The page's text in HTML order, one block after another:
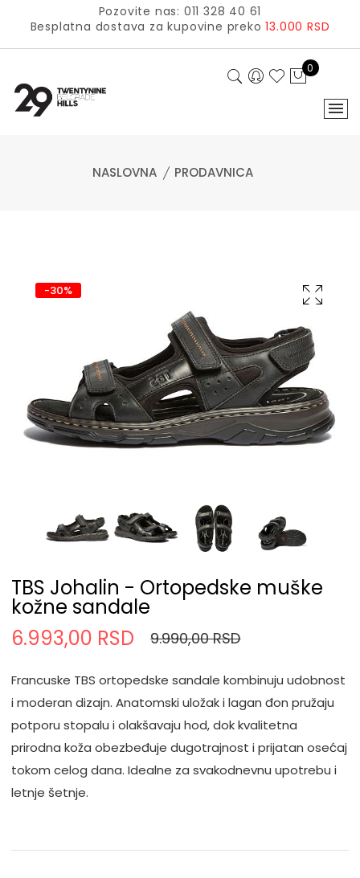
Pozovite nas: 011 328 40 61
Besplatna dostava za kupovine preko13.000 RSD
0
NASLOVNA PRODAVNICA
-30%
TBS Johalin - Ortopedske muške
kožne sandale
6.993,00 RSD
9.990,00 RSD
Francuske TBS ortopedske sandale kombinuju udobnost
i moderan dizajn. Anatomski uložak i lagan đon pružaju
potporu stopalu i olakšavaju hod, dok kvalitetna
prirodna koža obezbeđuje dugotrajnost i prijatan osećaj
tokom celog dana. Idealne za svakodnevnu upotrebu i
letnje šetnje.